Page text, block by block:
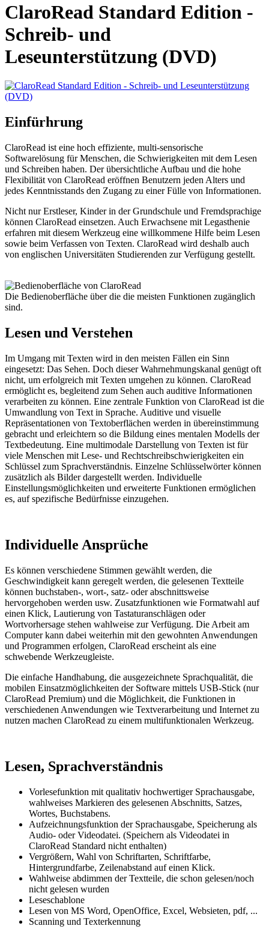
ClaroRead Standard Edition -
Schreib- und
Leseunterstützung (DVD)
Einfürhrung
ClaroRead ist eine hoch effiziente, multi-sensorische
Softwarelösung für Menschen, die Schwierigkeiten mit dem Lesen
und Schreiben haben. Der übersichtliche Aufbau und die hohe
Flexibilität von ClaroRead eröffnen Benutzern jeden Alters und
jedes Kenntnisstands den Zugang zu einer Fülle von Informationen.
Nicht nur Erstleser, Kinder in der Grundschule und Fremdsprachige
können ClaroRead einsetzen. Auch Erwachsene mit Legasthenie
erfahren mit diesem Werkzeug eine willkommene Hilfe beim Lesen
sowie beim Verfassen von Texten. ClaroRead wird deshalb auch
von englischen Universitäten Studierenden zur Verfügung gestellt.
Die Bedienoberfläche über die die meisten Funktionen zugänglich
sind.
Lesen und Verstehen
Im Umgang mit Texten wird in den meisten Fällen ein Sinn
eingesetzt: Das Sehen. Doch dieser Wahrnehmungskanal genügt oft
nicht, um erfolgreich mit Texten umgehen zu können. ClaroRead
ermöglicht es, begleitend zum Sehen auch auditive Informationen
verarbeiten zu können. Eine zentrale Funktion von ClaroRead ist die
Umwandlung von Text in Sprache. Auditive und visuelle
Repräsentationen von Textoberflächen werden in übereinstimmung
gebracht und erleichtern so die Bildung eines mentalen Modells der
Textbedeutung. Eine multimodale Darstellung von Texten ist für
viele Menschen mit Lese- und Rechtschreibschwierigkeiten ein
Schlüssel zum Sprachverständnis. Einzelne Schlüsselwörter können
zusätzlich als Bilder dargestellt werden. Individuelle
Einstellungsmöglichkeiten und erweiterte Funktionen ermöglichen
es, auf spezifische Bedürfnisse einzugehen.
Individuelle Ansprüche
Es können verschiedene Stimmen gewählt werden, die
Geschwindigkeit kann geregelt werden, die gelesenen Textteile
können buchstaben-, wort-, satz- oder abschnittsweise
hervorgehoben werden usw. Zusatzfunktionen wie Formatwahl auf
einen Klick, Lautierung von Tastaturanschlägen oder
Wortvorhersage stehen wahlweise zur Verfügung. Die Arbeit am
Computer kann dabei weiterhin mit den gewohnten Anwendungen
und Programmen erfolgen, ClaroRead erscheint als eine
schwebende Werkzeugleiste.
Die einfache Handhabung, die ausgezeichnete Sprachqualität, die
mobilen Einsatzmöglichkeiten der Software mittels USB-Stick (nur
ClaroRead Premium) und die Möglichkeit, die Funktionen in
verschiedenen Anwendungen wie Textverarbeitung und Internet zu
nutzen machen ClaroRead zu einem multifunktionalen Werkzeug.
Lesen, Sprachverständnis
Vorlesefunktion mit qualitativ hochwertiger Sprachausgabe,
wahlweises Markieren des gelesenen Abschnitts, Satzes,
Wortes, Buchstabens.
Aufzeichnungsfunktion der Sprachausgabe, Speicherung als
Audio- oder Videodatei. (Speichern als Videodatei in
ClaroRead Standard nicht enthalten)
Vergrößern, Wahl von Schriftarten, Schriftfarbe,
Hintergrundfarbe, Zeilenabstand auf einen Klick.
Wahlweise abdimmen der Textteile, die schon gelesen/noch
nicht gelesen wurden
Leseschablone
Lesen von MS Word, OpenOffice, Excel, Websieten, pdf, ...
Scanning und Texterkennung